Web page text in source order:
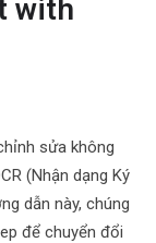
with
sửa không
(Nhận dạng Ký
dẫn này, chúng
để chuyển đổi